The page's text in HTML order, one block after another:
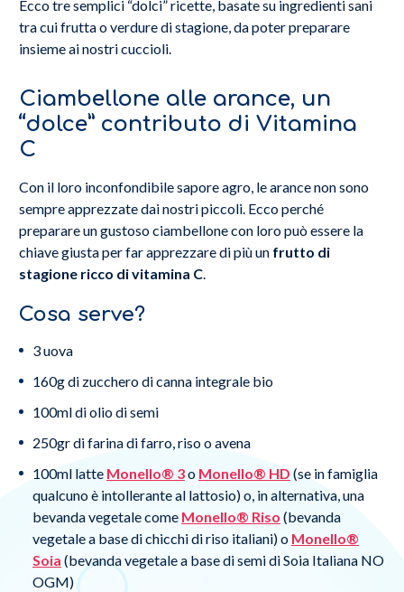
Ecco tre semplici “dolci” ricette, basate su ingredienti sani
tra cui frutta o verdure di stagione, da poter preparare
insieme ai nostri cuccioli.
Ciambellone alle arance, un
“dolce” contributo di Vitamina
C
Con il loro inconfondibile sapore agro, le arance non sono
sempre apprezzate dai nostri piccoli. Ecco perché
preparare un gustoso ciambellone con loro può essere la
chiave giusta per far apprezzare di più un frutto di
stagione ricco di vitamina C.
Cosa serve?
3 uova
160g di zucchero di canna integrale bio
100ml di olio di semi
250gr di farina di farro, riso o avena
100ml latte Monello® 3o Monello® HD (se in famiglia
qualcuno è intollerante al lattosio) o, in alternativa, una
bevanda vegetale come Monello® Riso (bevanda
vegetale a base di chicchi di riso italiani) o Monello®
Soia (bevanda vegetale a base di semi di Soia Italiana NO
OGM)